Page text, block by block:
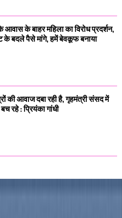
आवास के बाहर महिला का विरोध प्रदर्शन,
के बदले पैसे मांगे, हमें बेवकूफ बनाया
की आवाज दबा रही है, गृहमंत्री संसद में
रहे : प्रियंका गांधी